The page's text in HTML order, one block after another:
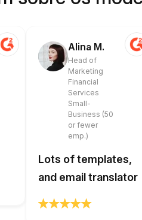
Alina M.
Head of
Marketing
Financial
Services
Small-
Business (50
or fewer
emp.)
Lots of templates,
and email translator